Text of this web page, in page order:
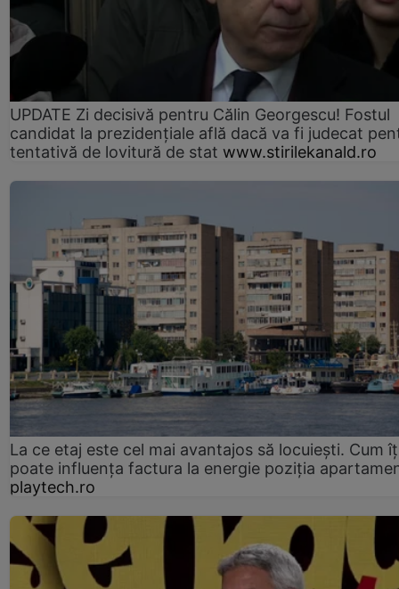
UPDATE Zi decisivă pentru Călin Georgescu! Fostul
candidat la prezidențiale află dacă va fi judecat
tentativă de lovitură de stat www.stirilekanald.ro
La ce etaj este cel mai avantajos să locuiești. Cum
poate influența factura la energie poziția
playtech.ro